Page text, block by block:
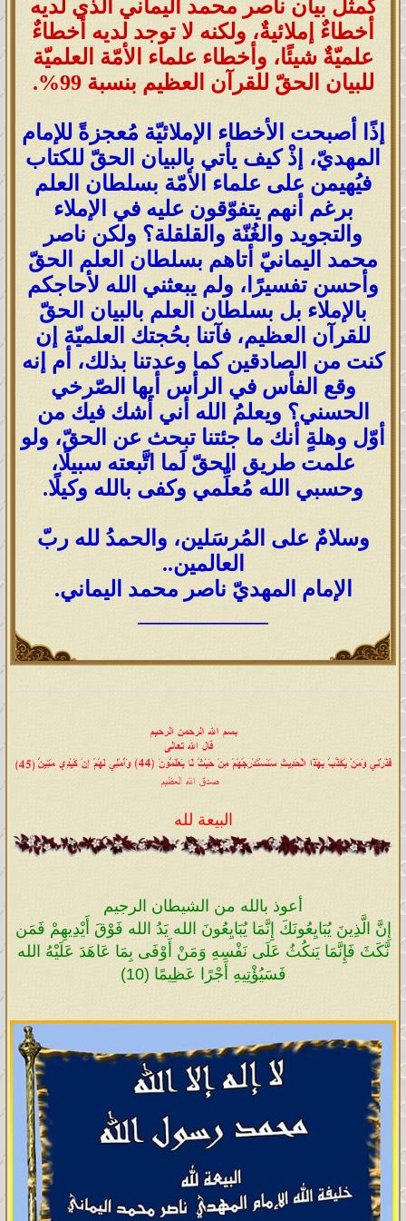
كمثل بيان ناصر محمد اليماني الذي لديه
أخطاءٌ إملائيةٌ، ولكنه لا توجد لديه أخطاءٌ
علميّةٌ شيئًا، وأخطاء علماء الأمّة العلميّة
للبيان الحقّ للقرآن العظيم بنسبة 99%.
إذًا أصبحت الأخطاء الإملائيّة مُعجزةً للإمام
المهديّ، إذْ كيف يأتي بالبيان الحقّ للكتاب
فيُهيمن على علماء الأمّة بسلطان العلم
برغم أنهم يتفوّقون عليه في الإملاء
والتجويد والغُنّة والقلقلة؟ ولكن ناصر
محمد اليمانيّ أتاهم بسلطان العلم الحقّ
وأحسن تفسيرًا، ولم يبعثني الله لأحاجكم
بالإملاء بل بسلطان العلم بالبيان الحقّ
للقرآن العظيم، فآتنا بحُجتك العلميّة إن
كنت من الصادقين كما وعدتنا بذلك، أم إنه
وقع الفأس في الرأس أيها الصّرخي
الحسني؟ ويعلمُ الله أني أشك فيك من
أوّل وهلةٍ أنك ما جئتنا تبحث عن الحقّ، ولو
علمت طريق الحقّ لَما اتَّبعته سبيلًا،
وحسبي الله مُعلِّمي وكفى بالله وكيلًا.
وسلامٌ على المُرسَلين، والحمدُ لله ربّ
العالمين..
الإمام المهديّ ناصر محمد اليماني.
البيعة لله
أعوذ بالله من الشيطان الرجيم
إِنَّ الَّذِينَ يُبَايِعُونَكَ إِنَّمَا يُبَايِعُونَ الله يَدُ الله فَوْقَ أَيْدِيهِمْ فَمَن
نَّكَثَ فَإِنَّمَا يَنكُثُ عَلَى نَفْسِهِ وَمَنْ أَوْفَى بِمَا عَاهَدَ عَلَيْهُ الله
فَسَيُؤْتِيهِ أَجْرًا عَظِيمًا (10)